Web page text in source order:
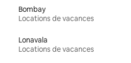
Bombay
Locations de vacances
Lonavala
Locations de vacances